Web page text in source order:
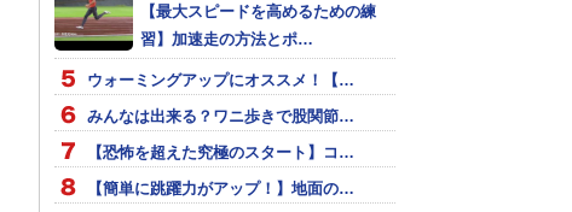
【最大スピードを高めるための練
習】加速走の方法とポ…
ウォーミングアップにオススメ！【…
みんなは出来る？ワニ歩きで股関節…
【恐怖を超えた究極のスタート】コ…
【簡単に跳躍力がアップ！】地面の…